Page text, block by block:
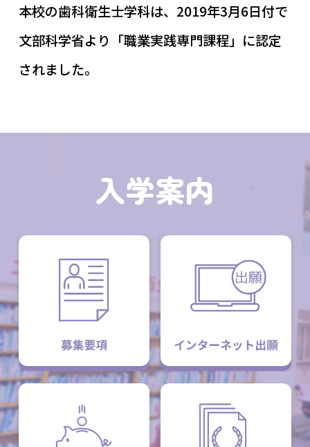
本校の歯科衛生士学科は、2019年3月6日付で
文部科学省より「職業実践専門課程」に認定
されました。
入学案内